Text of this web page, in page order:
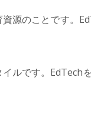
源のことです。
ルです。